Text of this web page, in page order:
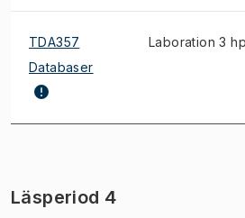
TDA357
Databaser
Laboration 3 hp
Läsperiod 4